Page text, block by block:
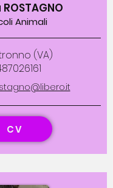
Animali
(VA)
CV